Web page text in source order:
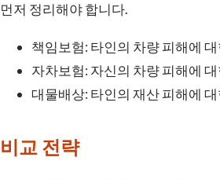
먼저 정리해야 합니다.
책임보험: 타인의 차량 피해에
자차보험: 자신의 차량 피해에
대물배상: 타인의 재산 피해에
비교 전략